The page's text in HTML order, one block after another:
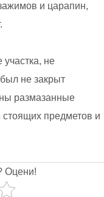
и царапин,
участка, не
был не закрыт
размазанные
предметов и
Оцени!